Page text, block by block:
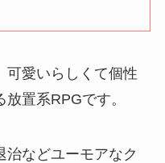
可愛いらしくて個性
置系RPGです。
治などユーモアなク